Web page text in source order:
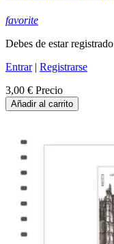
favorite
Debes de estar registrado
Entrar| Registrarse
3,00 € Precio
Añadir al carrito